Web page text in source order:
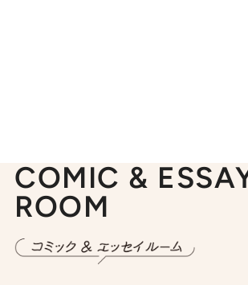
COMIC &
ROOM